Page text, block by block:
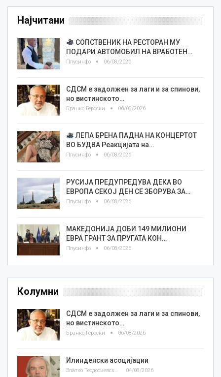
Најчитани
СОПСТВЕНИК НА РЕСТОРАН МУ
ПОДАРИ АВТОМОБИЛ НА ВРАБОТЕН…
Плусинфо 06/08/2026
СДСМ е задолжен за лаги и за спинови,
но вистинското…
Бранко Героски 06/08/2026
ЛЕПА БРЕНА ПАДНА НА КОНЦЕРТОТ
ВО БУДВА Реакцијата на…
Плусинфо 06/08/2026
РУСИЈА ПРЕДУПРЕДУВА ДЕКА ВО
ЕВРОПА СЕКОЈ ДЕН СЕ ЗБОРУВА ЗА…
Плусинфо 06/08/2026
МАКЕДОНИЈА ДОБИ 149 МИЛИОНИ
ЕВРА ГРАНТ ЗА ПРУГАТА КОН…
Плусинфо 06/08/2026
Колумни
СДСМ е задолжен за лаги и за спинови,
но вистинското…
Бранко Героски 06/08/2026
Илинденски асоцијации
Златко Теодосиевски 04/08/2026